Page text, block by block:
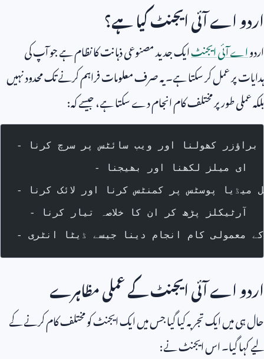
اردو اے آئی ایجنٹ کیا ہے؟
اردواے آئی ایجنٹایک جدید مصنوعی ذہانت کا نظام ہے جو آپ کی
ہدایات پر عمل کر سکتا ہے۔ یہ صرف معلومات فراہم کرنے تک محدود نہیں
بلکہ عملی طور پر مختلف کام انجام دے سکتا ہے، جیسے کہ:
- براؤزر کھولنا اور ویب سائٹس پر سرچ کرنا
- ای میلز لکھنا اور بھیجنا
میڈیا پوسٹس پر کمنٹس کرنا اور لائک کرنا
- آرٹیکلز پڑھ کر ان کا خلاصہ تیار کرنا
کے معمولی کام انجام دینا جیسے ڈیٹا انٹری
اردو اے آئی ایجنٹ کے عملی مظاہرے
حال ہی میں ایک تجربہ کیا گیا جس میں ایک ایجنٹ کو مختلف کام کرنے کے
لیے کہا گیا۔ اس ایجنٹ نے: